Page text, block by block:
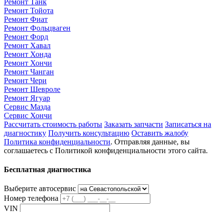
Ремонт Танк
Ремонт Тойота
Ремонт Фиат
Ремонт Фольцваген
Ремонт Форд
Ремонт Хавал
Ремонт Хонда
Ремонт Хончи
Ремонт Чанган
Ремонт Чери
Ремонт Шевроле
Ремонт Ягуар
Сервис Мазда
Сервис Хончи
Рассчитать стоимость работы Заказать запчасти Записаться на
диагностику Получить консультацию Оставить жалобу
Политика конфиденциальности. Отправляя данные, вы
соглашаетесь с Политикой конфиденциальности этого сайта.
Бесплатная диагностика
Выберите автосервис
Номер телефона
VIN